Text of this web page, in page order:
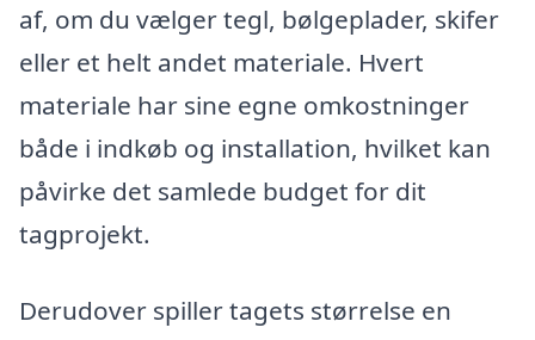
af, om du vælger tegl, bølgeplader, skifer
eller et helt andet materiale. Hvert
materiale har sine egne omkostninger
både i indkøb og installation, hvilket kan
påvirke det samlede budget for dit
tagprojekt.
Derudover spiller tagets størrelse en